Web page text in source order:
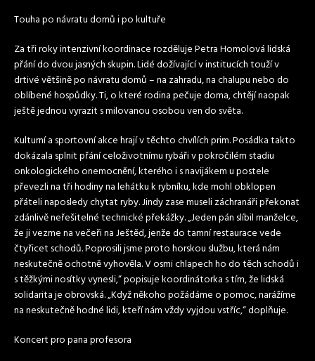
Touha po návratu domů i po kultuře
Za tři roky intenzivní koordinace rozděluje Petra Homolová lidská
přání do dvou jasných skupin. Lidé dožívající v institucích touží v
drtivé většině po návratu domů – na zahradu, na chalupu nebo do
oblíbené hospůdky. Ti, o které rodina pečuje doma, chtějí naopak
ještě jednou vyrazit s milovanou osobou ven do světa.
Kulturní a sportovní akce hrají v těchto chvílích prim. Posádka takto
dokázala splnit přání celoživotnímu rybáři v pokročilém stadiu
onkologického onemocnění, kterého i s navijákem u postele
převezli na tři hodiny na lehátku k rybníku, kde mohl obklopen
přáteli naposledy chytat ryby. Jindy zase museli záchranáři překonat
zdánlivě neřešitelné technické překážky. „Jeden pán slíbil manželce,
že ji vezme na večeři na Ještěd, jenže do tamní restaurace vede
čtyřicet schodů. Poprosili jsme proto horskou službu, která nám
neskutečně ochotně vyhověla. V osmi chlapech ho do těch schodů i
s těžkými nosítky vynesli,“ popisuje koordinátorka s tím, že lidská
solidarita je obrovská. „Když někoho požádáme o pomoc, narážíme
na neskutečně hodné lidi, kteří nám vždy vyjdou vstříc,“ doplňuje.
Koncert pro pana profesora